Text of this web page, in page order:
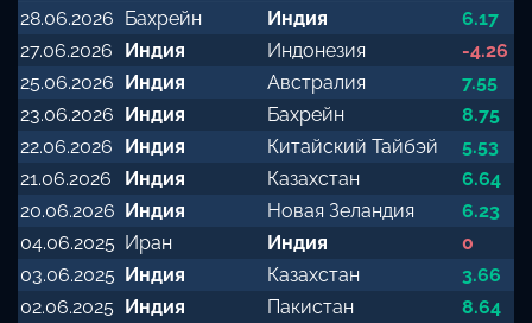
28.06.2026 Бахрейн Индия
6.17
27.06.2026
Индия Индонезия
-4.26
25.06.2026
Индия Австралия
7.55
23.06.2026
Индия Бахрейн
8.75
22.06.2026
Индия Китайский Тайбэй
5.53
21.06.2026
Индия Казахстан
6.64
20.06.2026
Индия Новая Зеландия
6.23
04.06.2025 Иран Индия
0
03.06.2025
Индия Казахстан
3.66
02.06.2025
Индия Пакистан
8.64